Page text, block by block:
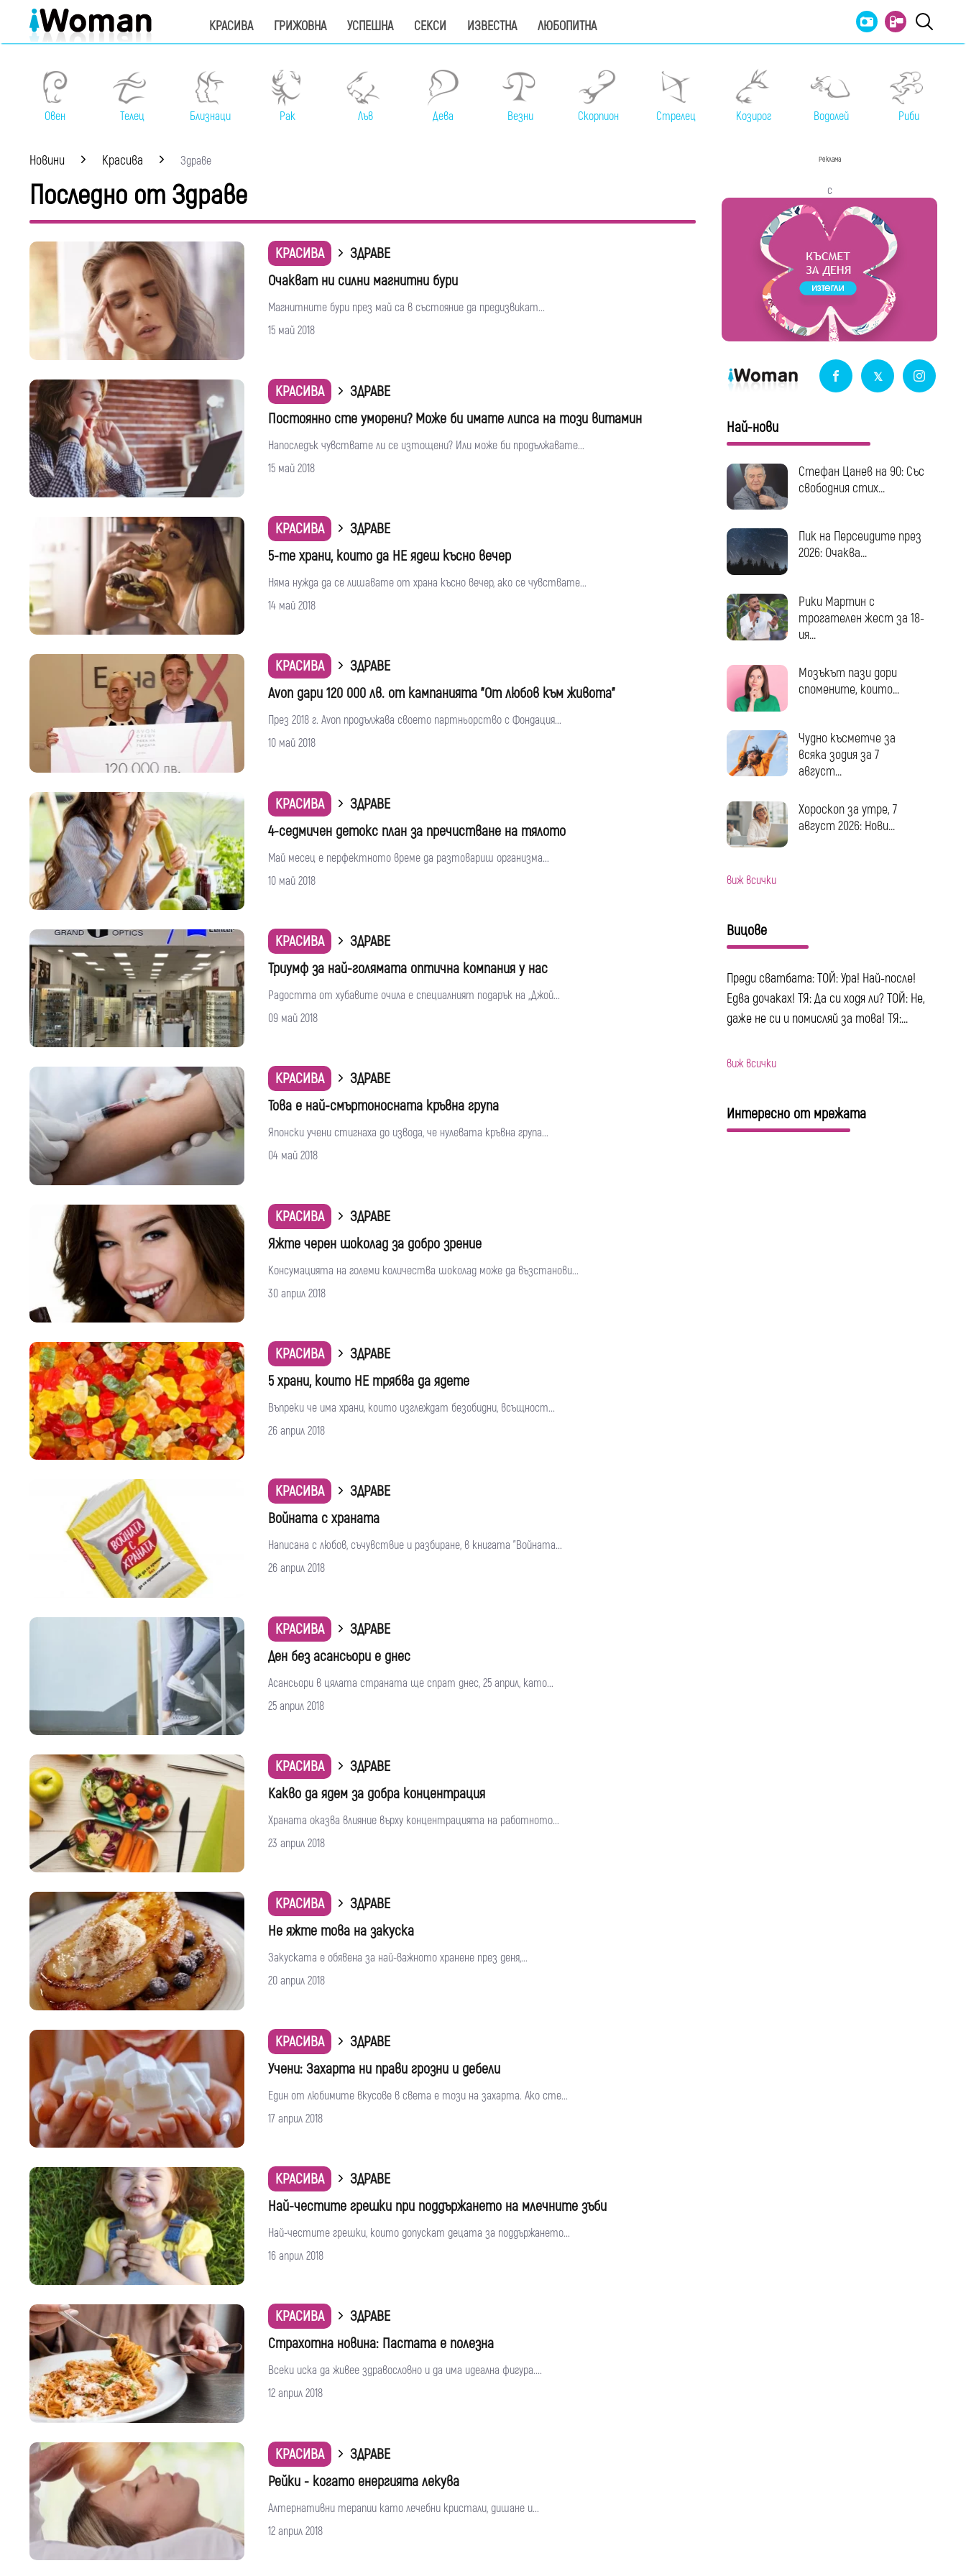
КРАСИВА ГРИЖОВНА УСПЕШНА СЕКСИ ИЗВЕСТНА ЛЮБОПИТНА
Овен Телец Близнаци Рак Лъв Дева Везни Скорпион Стрелец Козирог Водолей Риби
Новини Красива Здраве
Последно от Здраве
КРАСИВА
ЗДРАВЕ
Очакват ни силни магнитни бури
Магнитните бури през май са в състояние да предизвикат...
15 май 2018
КРАСИВА
ЗДРАВЕ
Постоянно сте уморени? Може би имате липса на този витамин
Напоследък чувствате ли се изтощени? Или може би продължавате...
15 май 2018
КРАСИВА
ЗДРАВЕ
5-те храни, които да НЕ ядеш късно вечер
Няма нужда да се лишавате от храна късно вечер, ако се чувствате...
14 май 2018
КРАСИВА
ЗДРАВЕ
Avon дари 120 000 лв. от кампанията "От любов към живота"
През 2018 г. Avon продължава своето партньорство с Фондация...
10 май 2018
КРАСИВА
ЗДРАВЕ
4-седмичен детокс план за пречистване на тялото
Май месец е перфектното време да разтовариш организма...
10 май 2018
КРАСИВА
ЗДРАВЕ
Триумф за най-голямата оптична компания у нас
Радостта от хубавите очила е специалният подарък на „Джой...
09 май 2018
КРАСИВА
ЗДРАВЕ
Това е най-смъртоносната кръвна група
Японски учени стигнаха до извода, че нулевата кръвна група...
04 май 2018
КРАСИВА
ЗДРАВЕ
Яжте черен шоколад за добро зрение
Консумацията на големи количества шоколад може да възстанови...
30 април 2018
КРАСИВА
ЗДРАВЕ
5 храни, които НЕ трябва да ядете
Въпреки че има храни, които изглеждат безобидни, всъщност...
26 април 2018
КРАСИВА
ЗДРАВЕ
Войната с храната
Написана с любов, съчувствие и разбиране, в книгата "Войната...
26 април 2018
КРАСИВА
ЗДРАВЕ
Ден без асансьори е днес
Асансьори в цялата страната ще спрат днес, 25 април, като...
25 април 2018
КРАСИВА
ЗДРАВЕ
Какво да ядем за добра концентрация
Храната оказва влияние върху концентрацията на работното...
23 април 2018
КРАСИВА
ЗДРАВЕ
Не яжте това на закуска
Закуската е обявена за най-важното хранене през деня,...
20 април 2018
КРАСИВА
ЗДРАВЕ
Учени: Захарта ни прави грозни и дебели
Един от любимите вкусове в света е този на захарта. Ако сте...
17 април 2018
КРАСИВА
ЗДРАВЕ
Най-честите грешки при поддържането на млечните зъби
Най-честите грешки, които допускат децата за поддържането...
16 април 2018
КРАСИВА
ЗДРАВЕ
Страхотна новина: Пастата е полезна
Всеки иска да живее здравословно и да има идеална фигура....
12 април 2018
КРАСИВА
ЗДРАВЕ
Рейки - когато енергията лекува
Алтернативни терапии като лечебни кристали, дишане и...
12 април 2018
Реклама
с
Най-нови
Стефан Цанев на 90: Със
свободния стих...
Пик на Персеидите през
2026: Очаква...
Рики Мартин с
трогателен жест за 18-
ия...
Мозъкът пази дори
спомените, които...
Чудно късметче за
всяка зодия за 7
август...
Хороскоп за утре, 7
август 2026: Нови...
виж всички
Вицове
Преди сватбата: ТОЙ: Ура! Най-после!
Едва дочаках! ТЯ: Да си ходя ли? ТОЙ: Не,
даже не си и помисляй за това! ТЯ:...
виж всички
Интересно от мрежата